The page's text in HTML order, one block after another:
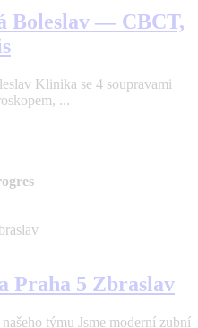
Boleslav — CBCT,
Klinika se 4 soupravami
...
Praha 5 Zbraslav
týmu Jsme moderní zubní